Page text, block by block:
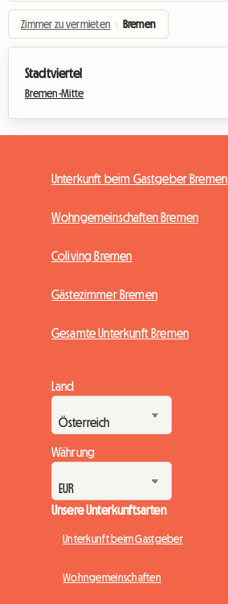
Zimmer zu vermieten › Bremen
Stadtviertel
Bremen-Mitte
Unterkunft beim Gastgeber Bremen
Wohngemeinschaften Bremen
Coliving Bremen
Gästezimmer Bremen
Gesamte Unterkunft Bremen
Land
Währung
Unsere Unterkunftsarten
Unterkunft beim Gastgeber
Wohngemeinschaften